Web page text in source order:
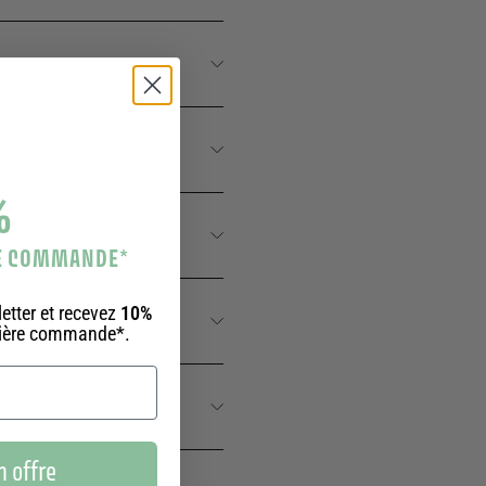
COMMANDE*
et recevez 10%
commande*.
offre